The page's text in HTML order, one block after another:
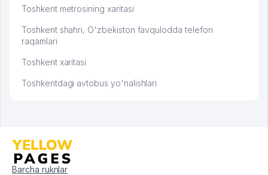
Toshkent metrosining xaritasi
Toshkent shahri, O'zbekiston favqulodda telefon
raqamlari
Toshkent xaritasi
Toshkentdagi avtobus yo'nalishlari
Barcha ruknlar